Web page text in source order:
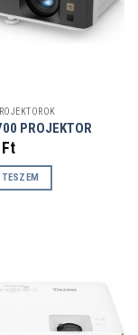
PROJEKTOR
Ft
TESZEM